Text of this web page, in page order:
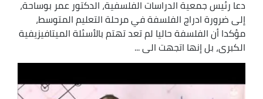
دعا رئيس جمعية الدراسات الفلسفية، الدكتور عمر بوساحة،
إلى ضرورة ادراج الفلسفة في مرحلة التعليم المتوسط،
مؤكدا أن الفلسفة حاليا لم تعد تهتم بالأسئلة الميتافيزيفية
الكبرى، بل إنها اتجهت الى ...